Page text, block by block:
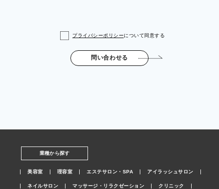
プライバシーポリシーについて同意する
問い合わせる
業種から探す
美容室 理容室 エステサロン・SPA アイラッシュサロン
ネイルサロン マッサージ・リラクゼーション クリニック